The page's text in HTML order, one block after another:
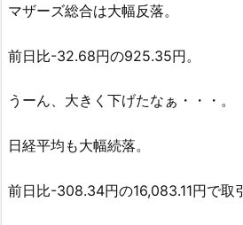
マザーズ総合は大幅反落。
前日比-32.68円の925.35円。
うーん、大きく下げたなぁ・・・。
日経平均も大幅続落。
前日比-308.34円の16,083.11円で取